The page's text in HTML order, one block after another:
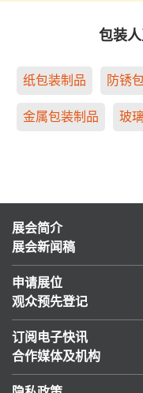
包装
纸包装制品 防锈
金属包装制品 玻
展会简介
展会新闻稿
申请展位
观众预先登记
订阅电子快讯
合作媒体及机构